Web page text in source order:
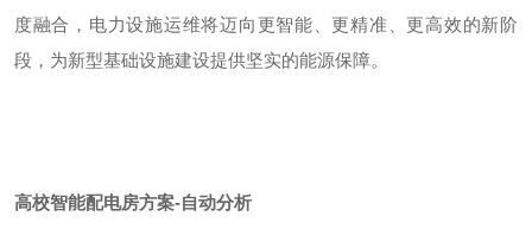
度融合，电力设施运维将迈向更智能、更精准、更高效的新阶
段，为新型基础设施建设提供坚实的能源保障。
高校智能配电房方案-自动分析